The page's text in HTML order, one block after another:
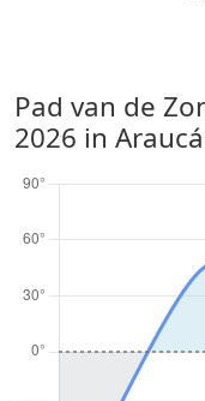
Pad van de
2026 in